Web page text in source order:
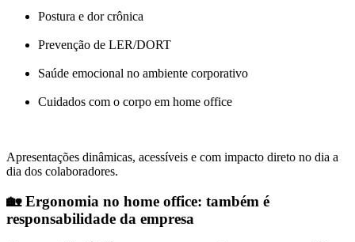
Postura e dor crônica
Prevenção de LER/DORT
Saúde emocional no ambiente corporativo
Cuidados com o corpo em home office
Apresentações dinâmicas, acessíveis e com impacto direto no dia a
dia dos colaboradores.
🏡Ergonomia no home office: também é
responsabilidade da empresa